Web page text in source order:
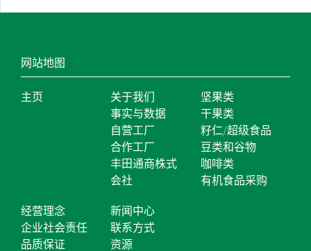
网站地图
主页
关于我们
事实与数据
自营工厂
合作工厂
丰田通商株式
会社
坚果类
干果类
籽仁/超级食品
豆类和谷物
咖啡类
有机食品采购
经营理念
企业社会责任
品质保证
新闻中心
联系方式
资源